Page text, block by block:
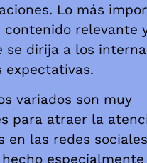
Lo más
contenido relevante
se dirija a los
expectativas.
variados son muy
para atraer la
en las redes
especialmente